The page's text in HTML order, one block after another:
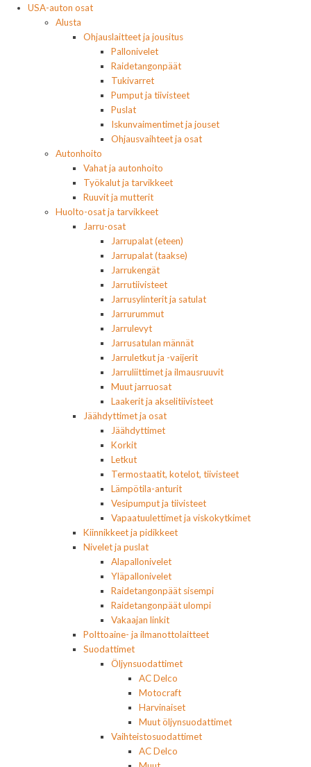
USA-auton osat
Alusta
Ohjauslaitteet ja jousitus
Pallonivelet
Raidetangonpäät
Tukivarret
Pumput ja tiivisteet
Puslat
Iskunvaimentimet ja jouset
Ohjausvaihteet ja osat
Autonhoito
Vahat ja autonhoito
Työkalut ja tarvikkeet
Ruuvit ja mutterit
Huolto-osat ja tarvikkeet
Jarru-osat
Jarrupalat (eteen)
Jarrupalat (taakse)
Jarrukengät
Jarrutiivisteet
Jarrusylinterit ja satulat
Jarrurummut
Jarrulevyt
Jarrusatulan männät
Jarruletkut ja -vaijerit
Jarruliittimet ja ilmausruuvit
Muut jarruosat
Laakerit ja akselitiivisteet
Jäähdyttimet ja osat
Jäähdyttimet
Korkit
Letkut
Termostaatit, kotelot, tiivisteet
Lämpötila-anturit
Vesipumput ja tiivisteet
Vapaatuulettimet ja viskokytkimet
Kiinnikkeet ja pidikkeet
Nivelet ja puslat
Alapallonivelet
Yläpallonivelet
Raidetangonpäät sisempi
Raidetangonpäät ulompi
Vakaajan linkit
Polttoaine- ja ilmanottolaitteet
Suodattimet
Öljynsuodattimet
AC Delco
Motocraft
Harvinaiset
Muut öljynsuodattimet
Vaihteistosuodattimet
AC Delco